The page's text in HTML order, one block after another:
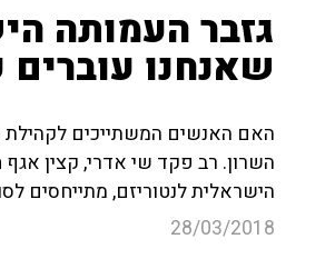
גזבר העמותה
שאנחנו
האם האנשים המשתייכים לקהילת
השרון. רב פקד שי אדרי, קצין
הישראלית לנטוריזם, מתייחסים
28/03/2018